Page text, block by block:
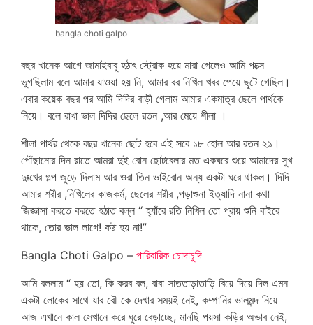
bangla choti galpo
বছর খানেক আগে জামাইবাবু হঠাৎ স্ট্রোক হয়ে মারা গেলেও আমি পক্সে
ভুগছিলাম বলে আমার যাওয়া হয় নি, আমার বর নিখিল খবর পেয়ে ছুটে গেছিল।
এবার কয়েক বছর পর আমি দিদির বাড়ী গেলাম আমার একমাত্র ছেলে পার্থকে
নিয়ে। বলে রাখা ভাল দিদির ছেলে রতন ,আর মেয়ে শীলা ।
শীলা পার্থর থেকে বছর খানেক ছোট হবে এই সবে ১৮ হোল আর রতন ২১।
পৌঁছানোর দিন রাতে আমরা দুই বোন ছোটবেলার মত একঘরে শুয়ে আমাদের সুখ
দুঃখের গল্প জুড়ে দিলাম আর ওরা তিন ভাইবোন অন্য একটা ঘরে থাকল। দিদি
আমার শরীর ,নিখিলের কাজকর্ম, ছেলের শরীর ,পড়াশুনা ইত্যাদি নানা কথা
জিজ্ঞাসা করতে করতে হঠাত বল্ল “ হ্যাঁরে রতি নিখিল তো প্রায় শুনি বাইরে
থাকে, তোর ভাল লাগে! কষ্ট হয় না!”
Bangla Choti Galpo – পারিবারিক চোদাচুদি
আমি বললাম “ হয় তো, কি করব বল, বাবা সাততাড়াতাড়ি বিয়ে দিয়ে দিল এমন
একটা লোকের সাথে যার বৌ কে দেখার সময়ই নেই, কম্পানির ভালমন্দ নিয়ে
আজ এখানে কাল সেখানে করে ঘুরে বেড়াচ্ছে, মানছি পয়সা কড়ির অভাব নেই,